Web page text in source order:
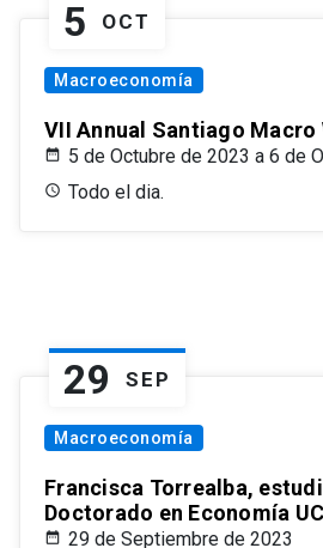
5 OCT
Macroeconomía
VII Annual Santiago Macro
5 de Octubre de 2023 a 6 de
Todo el dia.
29 SEP
Macroeconomía
Francisca Torrealba,
Doctorado en Economía UC
29 de Septiembre de 2023